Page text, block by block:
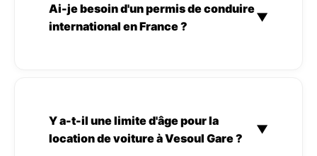
Ai-je besoin d'un permis de conduire
international en France ?
▼
Y a-t-il une limite d'âge pour la
location de voiture à Vesoul Gare ?
▼